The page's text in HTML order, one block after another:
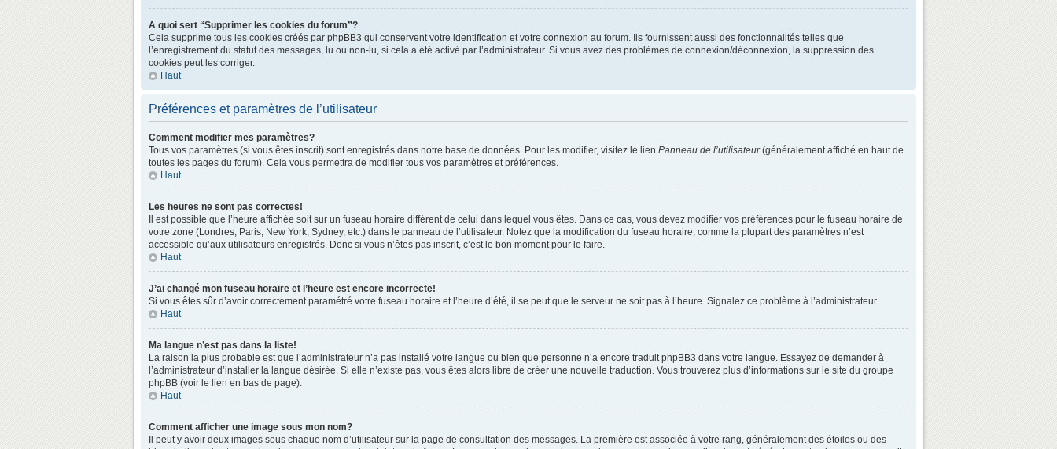
A quoi sert “Supprimer les cookies du forum”?
Cela supprime tous les cookies créés par phpBB3 qui conservent votre identification et votre connexion au forum. Ils fournissent aussi des fonctionnalités telles que
l’enregistrement du statut des messages, lu ou non-lu, si cela a été activé par l’administrateur. Si vous avez des problèmes de connexion/déconnexion, la suppression des
cookies peut les corriger.
Haut
Préférences et paramètres de l’utilisateur
Comment modifier mes paramètres?
Tous vos paramètres (si vous êtes inscrit) sont enregistrés dans notre base de données. Pour les modifier, visitez le lien Panneau de l’utilisateur(généralement affiché en haut de
toutes les pages du forum). Cela vous permettra de modifier tous vos paramètres et préférences.
Haut
Les heures ne sont pas correctes!
Il est possible que l’heure affichée soit sur un fuseau horaire différent de celui dans lequel vous êtes. Dans ce cas, vous devez modifier vos préférences pour le fuseau horaire de
votre zone (Londres, Paris, New York, Sydney, etc.) dans le panneau de l’utilisateur. Notez que la modification du fuseau horaire, comme la plupart des paramètres n’est
accessible qu’aux utilisateurs enregistrés. Donc si vous n’êtes pas inscrit, c’est le bon moment pour le faire.
Haut
J’ai changé mon fuseau horaire et l’heure est encore incorrecte!
Si vous êtes sûr d’avoir correctement paramétré votre fuseau horaire et l’heure d’été, il se peut que le serveur ne soit pas à l’heure. Signalez ce problème à l’administrateur.
Haut
Ma langue n’est pas dans la liste!
La raison la plus probable est que l’administrateur n’a pas installé votre langue ou bien que personne n’a encore traduit phpBB3 dans votre langue. Essayez de demander à
l’administrateur d’installer la langue désirée. Si elle n’existe pas, vous êtes alors libre de créer une nouvelle traduction. Vous trouverez plus d’informations sur le site du groupe
phpBB (voir le lien en bas de page).
Haut
Comment afficher une image sous mon nom?
Il peut y avoir deux images sous chaque nom d’utilisateur sur la page de consultation des messages. La première est associée à votre rang, généralement des étoiles ou des